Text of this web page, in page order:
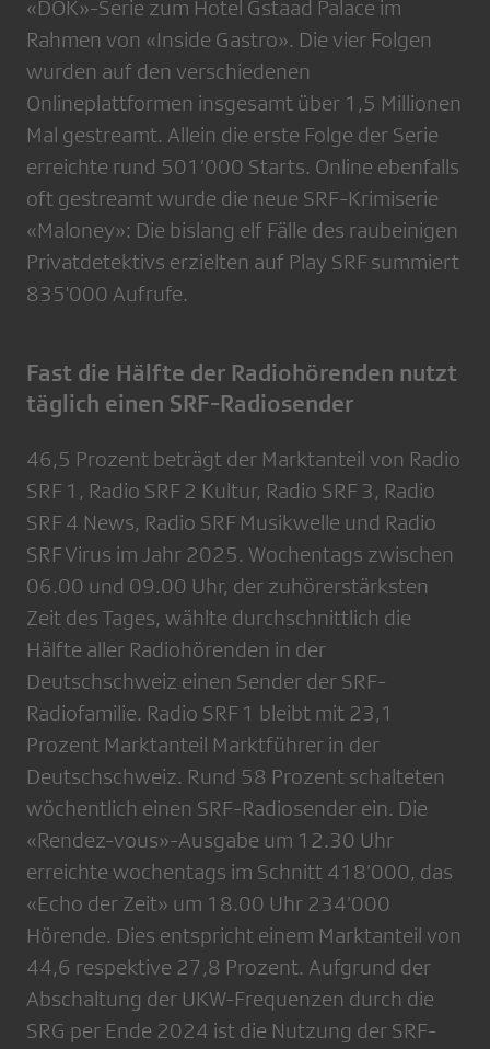
«DOK»-Serie zum Hotel Gstaad Palace im
Rahmen von «Inside Gastro». Die vier Folgen
wurden auf den verschiedenen
Onlineplattformen insgesamt über 1,5 Millionen
Mal gestreamt. Allein die erste Folge der Serie
erreichte rund 501’000 Starts. Online ebenfalls
oft gestreamt wurde die neue SRF-Krimiserie
«Maloney»: Die bislang elf Fälle des raubeinigen
Privatdetektivs erzielten auf Play SRF summiert
835'000 Aufrufe.
Fast die Hälfte der Radiohörenden nutzt
täglich einen SRF-Radiosender
46,5 Prozent beträgt der Marktanteil von Radio
SRF 1, Radio SRF 2 Kultur, Radio SRF 3, Radio
SRF 4 News, Radio SRF Musikwelle und Radio
SRF Virus im Jahr 2025. Wochentags zwischen
06.00 und 09.00 Uhr, der zuhörerstärksten
Zeit des Tages, wählte durchschnittlich die
Hälfte aller Radiohörenden in der
Deutschschweiz einen Sender der SRF-
Radiofamilie. Radio SRF 1 bleibt mit 23,1
Prozent Marktanteil Marktführer in der
Deutschschweiz. Rund 58 Prozent schalteten
wöchentlich einen SRF-Radiosender ein. Die
«Rendez-vous»-Ausgabe um 12.30 Uhr
erreichte wochentags im Schnitt 418’000, das
«Echo der Zeit» um 18.00 Uhr 234’000
Hörende. Dies entspricht einem Marktanteil von
44,6 respektive 27,8 Prozent. Aufgrund der
Abschaltung der UKW-Frequenzen durch die
SRG per Ende 2024 ist die Nutzung der SRF-